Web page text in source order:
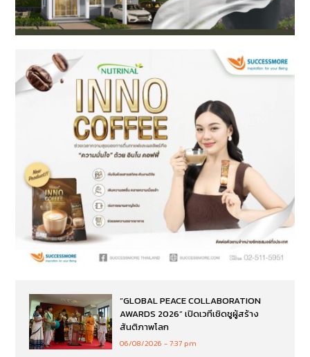
“GLOBAL PEACE COLLABORATION
AWARDS 2026” เปิดเวทีเชิดชูผู้สร้าง
สันติภาพโลก
06/08/2026 7:37 pm